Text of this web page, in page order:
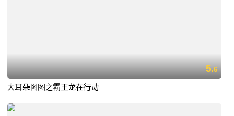
5.6
大耳朵图图之霸王龙在行动